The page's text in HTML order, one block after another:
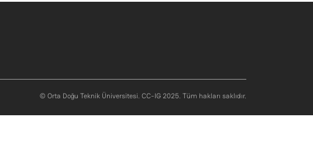
© Orta Doğu Teknik Üniversitesi. CC-IG 2025. Tüm hakları saklıdır.